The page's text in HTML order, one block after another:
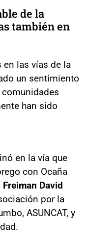
de la
también en
en las vías de la
un sentimiento
han sido
en la vía que
con Ocaña
David
por la
ASUNCAT, y